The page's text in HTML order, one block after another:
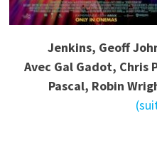
Jenkins, Geoff
Avec Gal Gadot, Chris
Pascal, Robin